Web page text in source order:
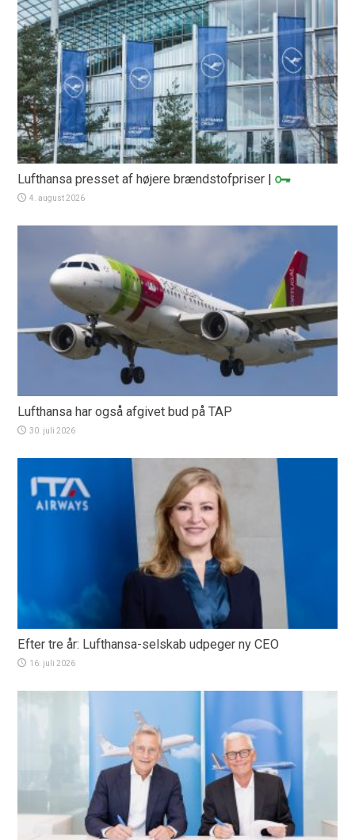
Lufthansa presset af højere brændstofpriser |
4. august 2026
Lufthansa har også afgivet bud på TAP
30. juli 2026
Efter tre år: Lufthansa-selskab udpeger ny CEO
16. juli 2026